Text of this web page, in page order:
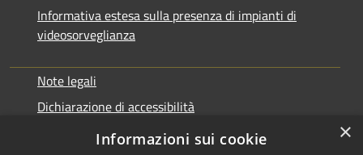
Informativa estesa sulla presenza di impianti di
videosorveglianza
Note legali
Dichiarazione di accessibilità
Obbiettivi di accessibilità
×
Informazioni sui cookie